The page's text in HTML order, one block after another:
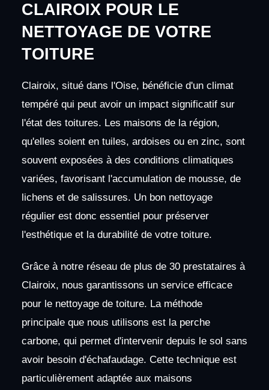
CLAIROIX POUR LE
NETTOYAGE DE VOTRE
TOITURE
Clairoix, situé dans l'Oise, bénéficie d'un climat
tempéré qui peut avoir un impact significatif sur
l'état des toitures. Les maisons de la région,
qu'elles soient en tuiles, ardoises ou en zinc, sont
souvent exposées à des conditions climatiques
variées, favorisant l'accumulation de mousse, de
lichens et de salissures. Un bon nettoyage
régulier est donc essentiel pour préserver
l'esthétique et la durabilité de votre toiture.
Grâce à notre réseau de plus de 30 prestataires à
Clairoix, nous garantissons un service efficace
pour le nettoyage de toiture. La méthode
principale que nous utilisons est la perche
carbone, qui permet d'intervenir depuis le sol sans
avoir besoin d'échafaudage. Cette technique est
particulièrement adaptée aux maisons